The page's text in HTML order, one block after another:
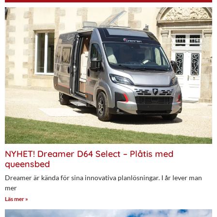
NYHET! Dreamer D64 Select – Plåtis med
queensbed
Dreamer är kända för sina innovativa planlösningar. I år lever man
mer
Läs mer »